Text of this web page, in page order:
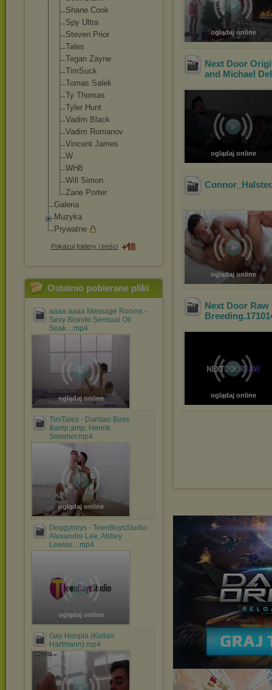
Shane Cook
Spy Ultra
Steven Prior
Tales
Tegan Zayne
TimSuck
Tomas Salek
Ty Thomas
Tyler Hunt
Vadim Black
Vadim Romanov
Vincent James
W
WH8
Will Simon
Zane Porter
Galeria
Muzyka
Prywatne
Pokazuj foldery i treści
Ostatnio pobierane pliki
aaaa aaaa Massage Rooms -
Sexy Blonde Sensual Oil
Soak....mp4
oglądaj online
TimTales - Damian Boss
&amp;amp; Henrik
Sommer.mp4
oglądaj online
Doggyboys - TeenBoysStudio
Alexandre Lee, Abbey
Lewiss....mp4
oglądaj online
Gay Hoopla (Kellan
Hartmann).mp4
oglądaj online
Next Door
and Michael
oglądaj online
oglądaj online
Next Door
oglądaj online